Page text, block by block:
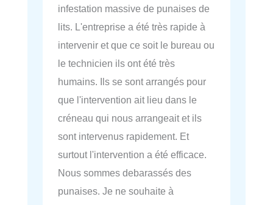
infestation massive de punaises de
lits. L'entreprise a été très rapide à
intervenir et que ce soit le bureau ou
le technicien ils ont été très
humains. Ils se sont arrangés pour
que l'intervention ait lieu dans le
créneau qui nous arrangeait et ils
sont intervenus rapidement. Et
surtout l'intervention a été efficace.
Nous sommes debarassés des
punaises. Je ne souhaite à